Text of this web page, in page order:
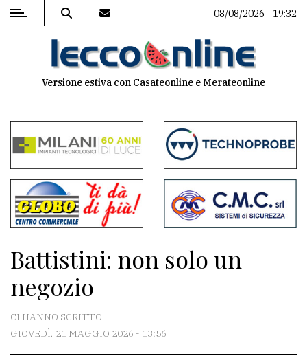
MENU
commenti
Contenuti
del
sito
Meteo
CONTATTI
08/08/2026 - 19:32
Versione estiva con Casateonline e Merateonline
Battistini: non solo un
negozio
CI HANNO SCRITTO
GIOVEDÌ, 21 MAGGIO 2026 - 13:56